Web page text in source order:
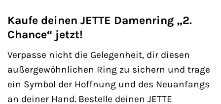
Kaufe deinen JETTE Damenring „2.
Chance“ jetzt!
Verpasse nicht die Gelegenheit, dir diesen
außergewöhnlichen Ring zu sichern und trage
ein Symbol der Hoffnung und des Neuanfangs
an deiner Hand. Bestelle deinen JETTE